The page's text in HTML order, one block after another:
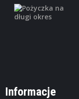
Millennium
Informacje